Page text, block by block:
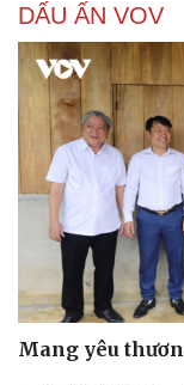
Cải chính
DẤU ẤN VOV
Mang yêu